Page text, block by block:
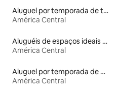
Aluguel por temporada de townhouses
América Central
Aluguéis de espaços ideais para famílias
América Central
Aluguel por temporada de microcasas
América Central